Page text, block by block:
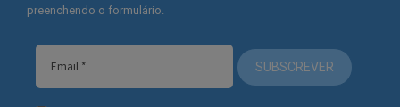
preenchendo o formulário.
SUBSCREVER